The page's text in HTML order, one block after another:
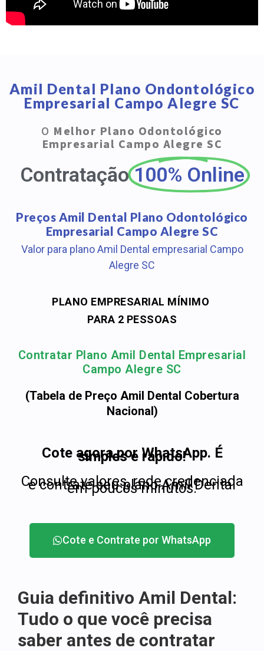
Amil Dental Plano Ondontológico
Empresarial Campo Alegre SC
O Melhor Plano Odontológico
Empresarial Campo Alegre SC
Contratação 100% Online
Preços Amil Dental Plano Odontológico
Empresarial Campo Alegre SC
Valor para plano Amil Dental empresarial Campo
Alegre SC
PLANO EMPRESARIAL MÍNIMO
PARA 2 PESSOAS
Contratar Plano Amil Dental Empresarial
Campo Alegre SC
(Tabela de Preço Amil Dental Cobertura
Nacional)
Cote agora por WhatsApp. É
simples e rápido!
Consulte valores, rede credenciada
e contrate seu plano Amil Dental
em poucos minutos.
Cote e Contrate por WhatsApp
Guia definitivo Amil Dental:
Tudo o que você precisa
saber antes de contratar